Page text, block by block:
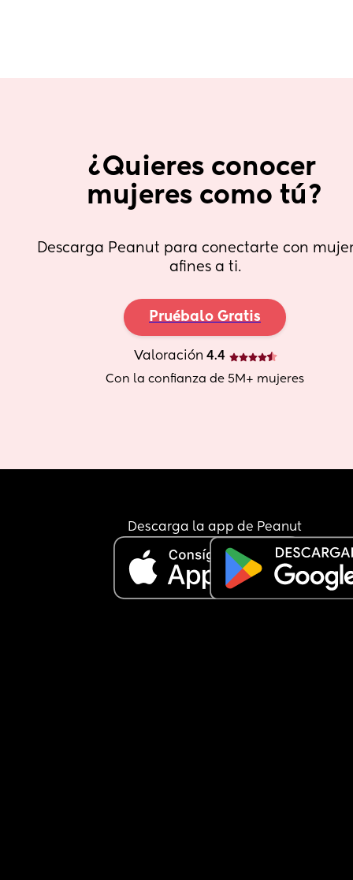
¿Quieres conocer
mujeres como tú?
Descarga Peanut para conectarte con
afines a ti.
Pruébalo Gratis
Valoración 4.4
Con la confianza de 5M+ mujeres
Descarga la app de Peanut